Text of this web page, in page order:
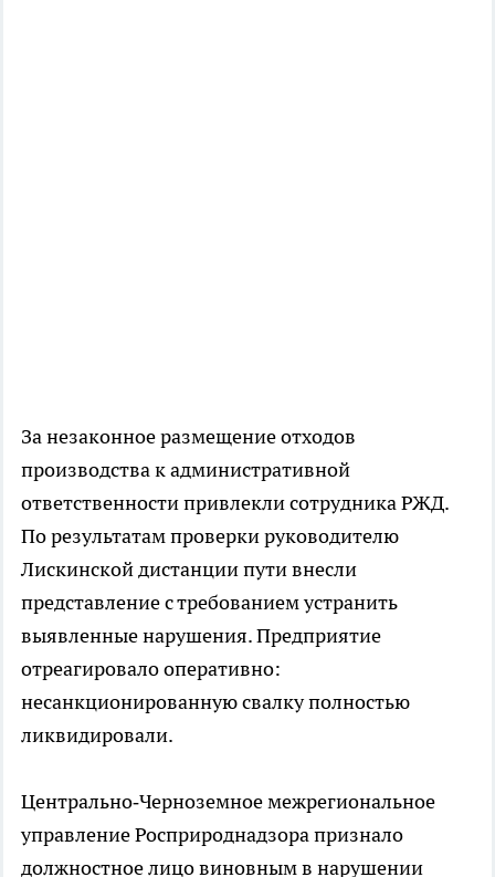
За незаконное размещение отходов
производства к административной
ответственности привлекли сотрудника РЖД.
По результатам проверки руководителю
Лискинской дистанции пути внесли
представление с требованием устранить
выявленные нарушения. Предприятие
отреагировало оперативно:
несанкционированную свалку полностью
ликвидировали.
Центрально‑Черноземное межрегиональное
управление Росприроднадзора признало
должностное лицо виновным в нарушении